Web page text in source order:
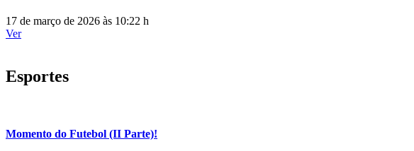
17 de março de 2026 às 10:22 h
Ver
Esportes
Momento do Futebol (II Parte)!